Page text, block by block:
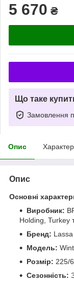
5 670 ₴
Що таке
Замовлення
Опис
Опис
Основні
Виробник:
Holding, Turkey
Бренд: Lassa
Модель:
Розмір: 225/
Сезонність: